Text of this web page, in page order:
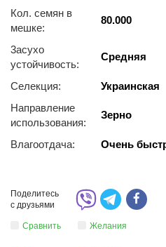
Кол. семян в
мешке:
80.000
3acуxo
уcтoйчивocть:
Средняя
Селекция:
Украинская
Направление
использования:
Зерно
Влагоотдача: Очень
Поделитесь
с друзьями
Сравнить Желания